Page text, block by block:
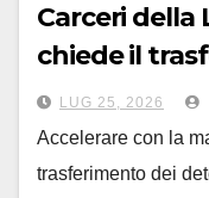
Carceri della
chiede il
violenti
LUG 25, 2026
Accelerare con la
trasferimento dei